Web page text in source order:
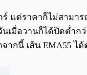
แต่ราคาก็ไม่สามา
อวานก็ได้ปิดต่ำกว่
นี้ เส้น EMA55 ได้